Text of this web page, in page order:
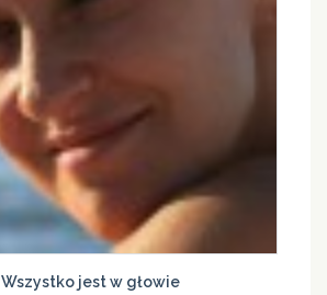
Wszystko jest w głowie